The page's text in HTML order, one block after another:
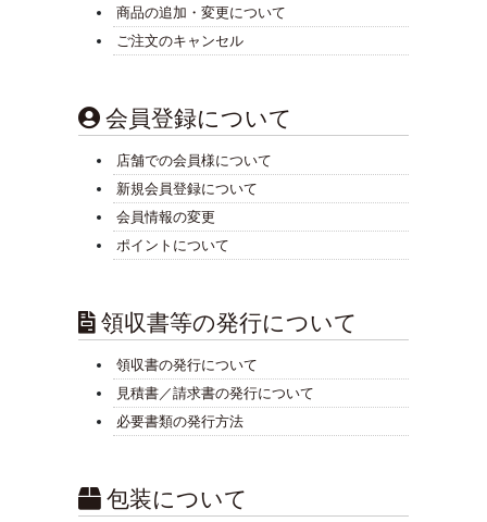
商品の追加・変更について
ご注文のキャンセル
会員登録について
店舗での会員様について
新規会員登録について
会員情報の変更
ポイントについて
領収書等の発行について
領収書の発行について
見積書／請求書の発行について
必要書類の発行方法
包装について